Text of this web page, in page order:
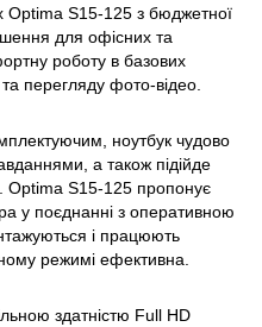
Optima S15-125 з бюджетної
для офісних та
роботу в базових
та перегляду фото-вiдео.
ноутбук чудово
а також підійде
Optima S15-125 пропонує
у поєднанні з оперативною
і працюють
режимі ефективна.
здатністю Full HD